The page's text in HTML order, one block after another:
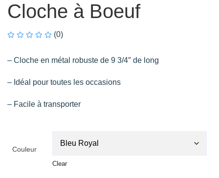
Cloche à Boeuf
(0)
– Cloche en métal robuste de 9 3/4″ de long
– Idéal pour toutes les occasions
– Facile à transporter
Couleur
Clear